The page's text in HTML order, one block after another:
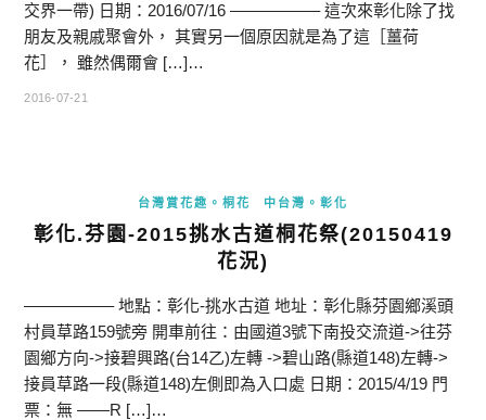
交界一帶) 日期：2016/07/16 —————– 這次來彰化除了找
朋友及親戚聚會外， 其實另一個原因就是為了這［薑荷
花］， 雖然偶爾會 […]…
2016-07-21
台灣賞花趣。桐花 中台灣。彰化
彰化.芬園-2015挑水古道桐花祭(20150419
花況)
—————– 地點：彰化-挑水古道 地址：彰化縣芬園鄉溪頭
村員草路159號旁 開車前往：由國道3號下南投交流道->往芬
園鄉方向->接碧興路(台14乙)左轉 ->碧山路(縣道148)左轉->
接員草路一段(縣道148)左側即為入口處 日期：2015/4/19 門
票：無 ——R […]…